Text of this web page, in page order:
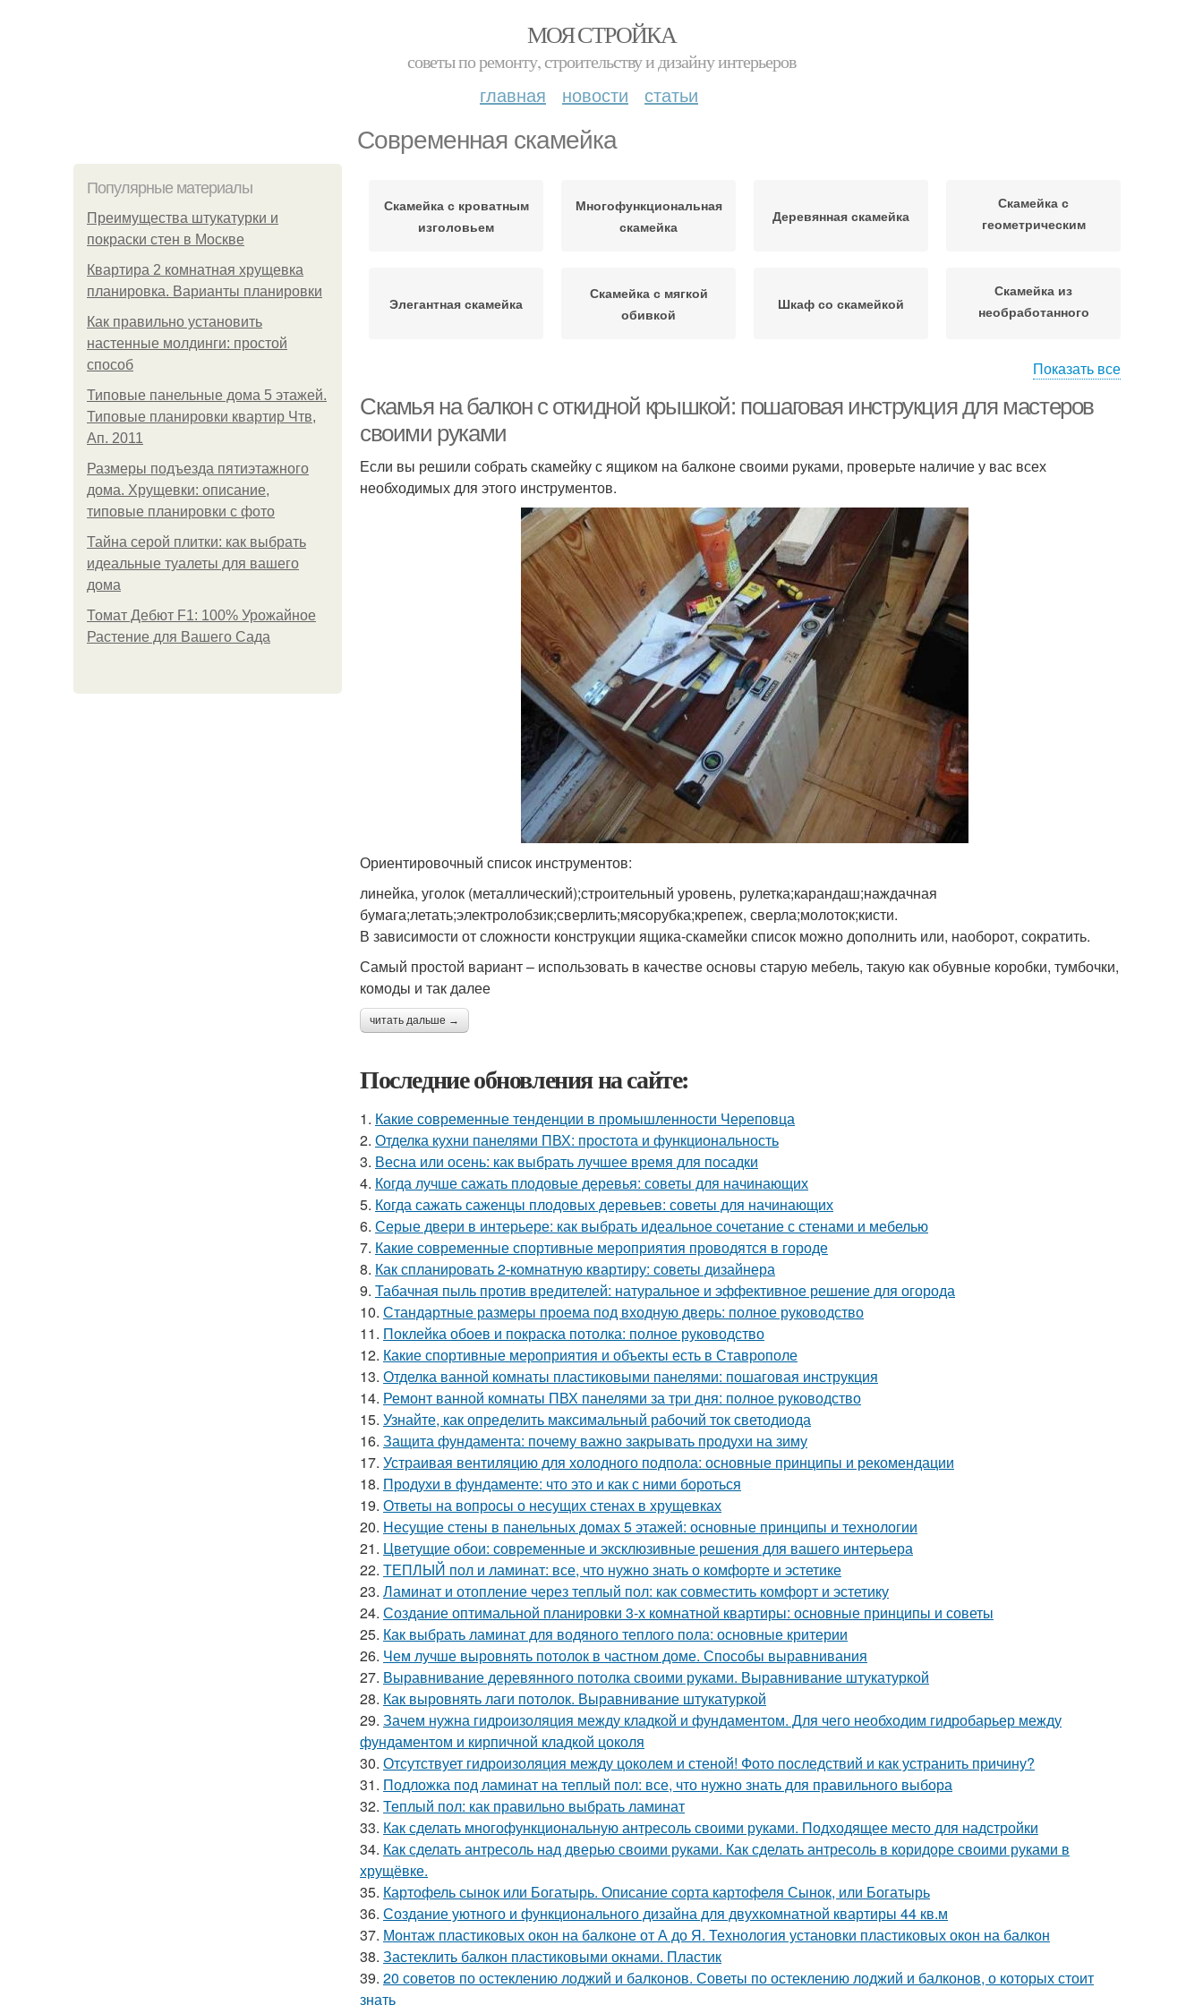
МОЯ СТРОЙКА
советы по ремонту, строительству и дизайну интерьеров
главная новости статьи
Современная скамейка
Популярные материалы
Преимущества штукатурки и
покраски стен в Москве
Квартира 2 комнатная хрущевка
планировка. Варианты планировки
Как правильно установить
настенные молдинги: простой
способ
Типовые панельные дома 5 этажей.
Типовые планировки квартир Чтв,
Ап. 2011
Размеры подъезда пятиэтажного
дома. Хрущевки: описание,
типовые планировки с фото
Тайна серой плитки: как выбрать
идеальные туалеты для вашего
дома
Томат Дебют F1: 100% Урожайное
Растение для Вашего Сада
Скамейка с кроватным
изголовьем
Многофункциональная
скамейка
Деревянная скамейка
Скамейка с
геометрическим
Элегантная скамейка
Скамейка с мягкой
обивкой
Шкаф со скамейкой
Скамейка из
необработанного
Показать все
Скамья на балкон с откидной крышкой: пошаговая инструкция для мастеров
своими руками
Если вы решили собрать скамейку с ящиком на балконе своими руками, проверьте наличие у вас всех
необходимых для этого инструментов.
Ориентировочный список инструментов:
линейка, уголок (металлический);строительный уровень, рулетка;карандаш;наждачная
бумага;летать;электролобзик;сверлить;мясорубка;крепеж, сверла;молоток;кисти.
В зависимости от сложности конструкции ящика-скамейки список можно дополнить или, наоборот, сократить.
Самый простой вариант – использовать в качестве основы старую мебель, такую ​​как обувные коробки, тумбочки,
комоды и так далее
читать дальше →
Последние обновления на сайте:
1. Какие современные тенденции в промышленности Череповца
2. Отделка кухни панелями ПВХ: простота и функциональность
3. Весна или осень: как выбрать лучшее время для посадки
4. Когда лучше сажать плодовые деревья: советы для начинающих
5. Когда сажать саженцы плодовых деревьев: советы для начинающих
6. Серые двери в интерьере: как выбрать идеальное сочетание с стенами и мебелью
7. Какие современные спортивные мероприятия проводятся в городе
8. Как спланировать 2-комнатную квартиру: советы дизайнера
9. Табачная пыль против вредителей: натуральное и эффективное решение для огорода
10. Стандартные размеры проема под входную дверь: полное руководство
11. Поклейка обоев и покраска потолка: полное руководство
12. Какие спортивные мероприятия и объекты есть в Ставрополе
13. Отделка ванной комнаты пластиковыми панелями: пошаговая инструкция
14. Ремонт ванной комнаты ПВХ панелями за три дня: полное руководство
15. Узнайте, как определить максимальный рабочий ток светодиода
16. Защита фундамента: почему важно закрывать продухи на зиму
17. Устраивая вентиляцию для холодного подпола: основные принципы и рекомендации
18. Продухи в фундаменте: что это и как с ними бороться
19. Ответы на вопросы о несущих стенах в хрущевках
20. Несущие стены в панельных домах 5 этажей: основные принципы и технологии
21. Цветущие обои: современные и эксклюзивные решения для вашего интерьера
22. ТЕПЛЫЙ пол и ламинат: все, что нужно знать о комфорте и эстетике
23. Ламинат и отопление через теплый пол: как совместить комфорт и эстетику
24. Создание оптимальной планировки 3-х комнатной квартиры: основные принципы и советы
25. Как выбрать ламинат для водяного теплого пола: основные критерии
26. Чем лучше выровнять потолок в частном доме. Способы выравнивания
27. Выравнивание деревянного потолка своими руками. Выравнивание штукатуркой
28. Как выровнять лаги потолок. Выравнивание штукатуркой
29. Зачем нужна гидроизоляция между кладкой и фундаментом. Для чего необходим гидробарьер между
фундаментом и кирпичной кладкой цоколя
30. Отсутствует гидроизоляция между цоколем и стеной! Фото последствий и как устранить причину?
31. Подложка под ламинат на теплый пол: все, что нужно знать для правильного выбора
32. Теплый пол: как правильно выбрать ламинат
33. Как сделать многофункциональную антресоль своими руками. Подходящее место для надстройки
34. Как сделать антресоль над дверью своими руками. Как сделать антресоль в коридоре своими руками в
хрущёвке.
35. Картофель сынок или Богатырь. Описание сорта картофеля Сынок, или Богатырь
36. Создание уютного и функционального дизайна для двухкомнатной квартиры 44 кв.м
37. Монтаж пластиковых окон на балконе от А до Я. Технология установки пластиковых окон на балкон
38. Застеклить балкон пластиковыми окнами. Пластик
39. 20 советов по остеклению лоджий и балконов. Советы по остеклению лоджий и балконов, о которых стоит
знать